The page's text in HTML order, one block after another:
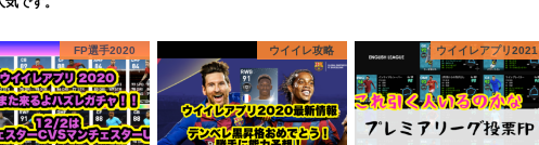
FP選手2020 ウイイレ攻略 ウイイレアプリ2021